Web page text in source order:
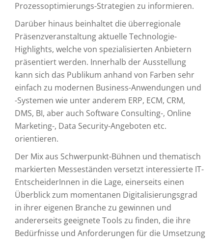
Prozessoptimierungs-Strategien zu informieren.
Darüber hinaus beinhaltet die überregionale
Präsenzveranstaltung aktuelle Technologie-
Highlights, welche von spezialisierten Anbietern
präsentiert werden. Innerhalb der Ausstellung
kann sich das Publikum anhand von Farben sehr
einfach zu modernen Business-Anwendungen und
-Systemen wie unter anderem ERP, ECM, CRM,
DMS, BI, aber auch Software Consulting-, Online
Marketing-, Data Security-Angeboten etc.
orientieren.
Der Mix aus Schwerpunkt-Bühnen und thematisch
markierten Messeständen versetzt interessierte IT-
EntscheiderInnen in die Lage, einerseits einen
Überblick zum momentanen Digitalisierungsgrad
in ihrer eigenen Branche zu gewinnen und
andererseits geeignete Tools zu finden, die ihre
Bedürfnisse und Anforderungen für die Umsetzung